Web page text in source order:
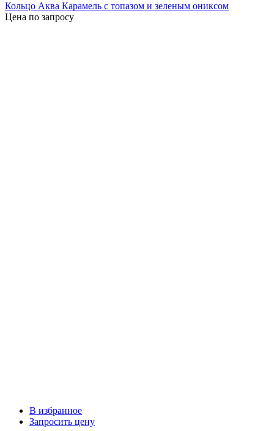
Кольцо Аква Карамель с топазом и зеленым ониксом
Цена по запросу
В избранное
Запросить цену